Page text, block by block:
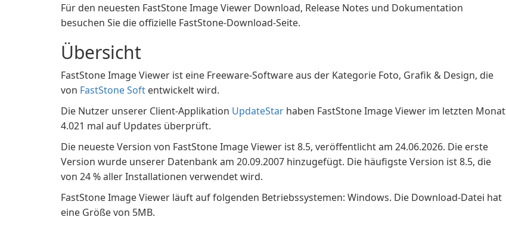
Für den neuesten FastStone Image Viewer Download, Release Notes und Dokumentation
besuchen Sie die offizielle FastStone-Download-Seite.
Übersicht
FastStone Image Viewer ist eine Freeware-Software aus der Kategorie Foto, Grafik & Design, die
von FastStone Soft entwickelt wird.
Die Nutzer unserer Client-Applikation UpdateStar haben FastStone Image Viewer im letzten Monat
4.021 mal auf Updates überprüft.
Die neueste Version von FastStone Image Viewer ist 8.5, veröffentlicht am 24.06.2026. Die erste
Version wurde unserer Datenbank am 20.09.2007 hinzugefügt. Die häufigste Version ist 8.5, die
von 24 % aller Installationen verwendet wird.
FastStone Image Viewer läuft auf folgenden Betriebssystemen: Windows. Die Download-Datei hat
eine Größe von 5MB.